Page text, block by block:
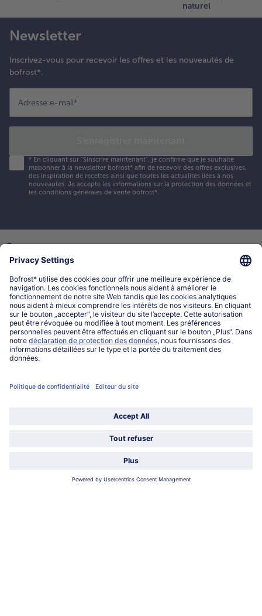
naturel
Newsletter
Inscrivez-vous pour recevoir les offres et les nouveautés de
bofrost*.
Adresse e-mail*
* En cliquant sur "Sinscrire maintenant", je confirme que je souhaite
mabonner à la newsletter bofrost* afin de recevoir des offres exclusives,
des inspiration de recettes ainsi que toutes les actualités liées à nos
nouveautés. Je accepte les informations sur la protection des données et
les conditions générales de vente bofrost*.
Mon compte bofrost*
www.bofrost.lu
service@bofrost.lu
027863232
Lu-ve : 8h-20h Sa : 10h-16h
Service